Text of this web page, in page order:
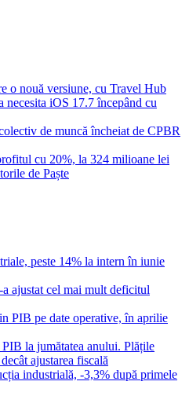
o nouă versiune, cu Travel Hub
iOS 17.7 începând cu
de muncă încheiat de CPBR
cu 20%, la 324 milioane lei
de Paște
peste 14% la intern în iunie
ajustat cel mai mult deficitul
PIB pe date operative, în aprilie
la jumătatea anului. Plățile
ajustarea fiscală
industrială, -3,3% după primele